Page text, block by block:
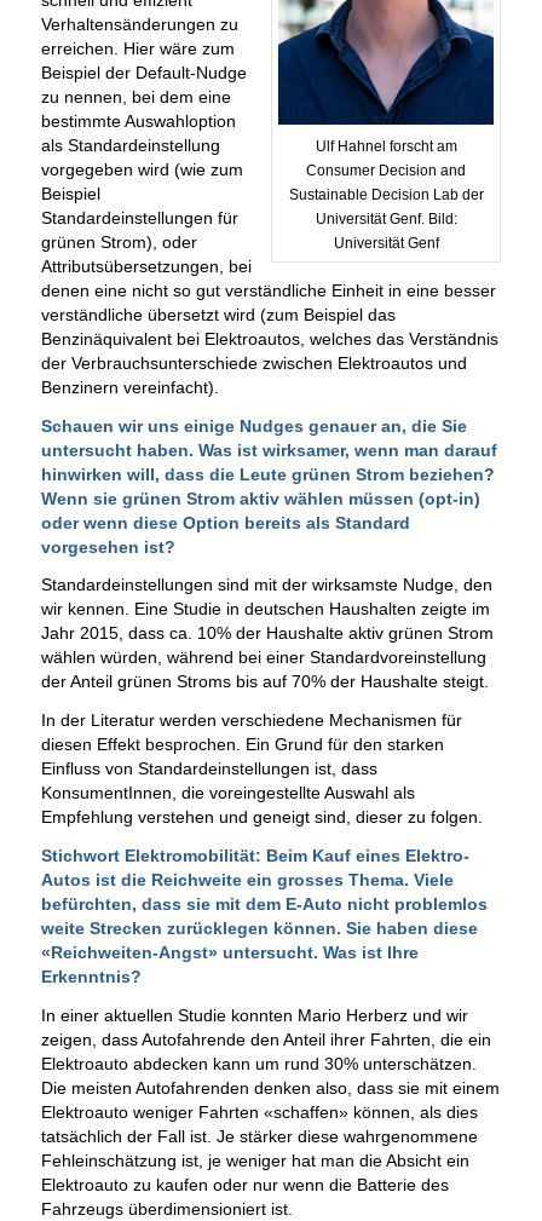
Ulf Hahnel forscht am
Consumer Decision and
Sustainable Decision Lab der
Universität Genf. Bild:
Universität Genf
Verhaltensänderungen zu
erreichen. Hier wäre zum
Beispiel der Default-Nudge
zu nennen, bei dem eine
bestimmte Auswahloption
als Standardeinstellung
vorgegeben wird (wie zum
Beispiel
Standardeinstellungen für
grünen Strom), oder
Attributsübersetzungen, bei
denen eine nicht so gut verständliche Einheit in eine besser
verständliche übersetzt wird (zum Beispiel das
Benzinäquivalent bei Elektroautos, welches das Verständnis
der Verbrauchsunterschiede zwischen Elektroautos und
Benzinern vereinfacht).
Schauen wir uns einige Nudges genauer an, die Sie
untersucht haben. Was ist wirksamer, wenn man darauf
hinwirken will, dass die Leute grünen Strom beziehen?
Wenn sie grünen Strom aktiv wählen müssen (opt-in)
oder wenn diese Option bereits als Standard
vorgesehen ist?
Standardeinstellungen sind mit der wirksamste Nudge, den
wir kennen. Eine Studie in deutschen Haushalten zeigte im
Jahr 2015, dass ca. 10% der Haushalte aktiv grünen Strom
wählen würden, während bei einer Standardvoreinstellung
der Anteil grünen Stroms bis auf 70% der Haushalte steigt.
In der Literatur werden verschiedene Mechanismen für
diesen Effekt besprochen. Ein Grund für den starken
Einfluss von Standardeinstellungen ist, dass
KonsumentInnen, die voreingestellte Auswahl als
Empfehlung verstehen und geneigt sind, dieser zu folgen.
Stichwort Elektromobilität: Beim Kauf eines Elektro-
Autos ist die Reichweite ein grosses Thema. Viele
befürchten, dass sie mit dem E-Auto nicht problemlos
weite Strecken zurücklegen können. Sie haben diese
«Reichweiten-Angst» untersucht. Was ist Ihre
Erkenntnis?
In einer aktuellen Studie konnten Mario Herberz und wir
zeigen, dass Autofahrende den Anteil ihrer Fahrten, die ein
Elektroauto abdecken kann um rund 30% unterschätzen.
Die meisten Autofahrenden denken also, dass sie mit einem
Elektroauto weniger Fahrten «schaffen» können, als dies
tatsächlich der Fall ist. Je stärker diese wahrgenommene
Fehleinschätzung ist, je weniger hat man die Absicht ein
Elektroauto zu kaufen oder nur wenn die Batterie des
Fahrzeugs überdimensioniert ist.